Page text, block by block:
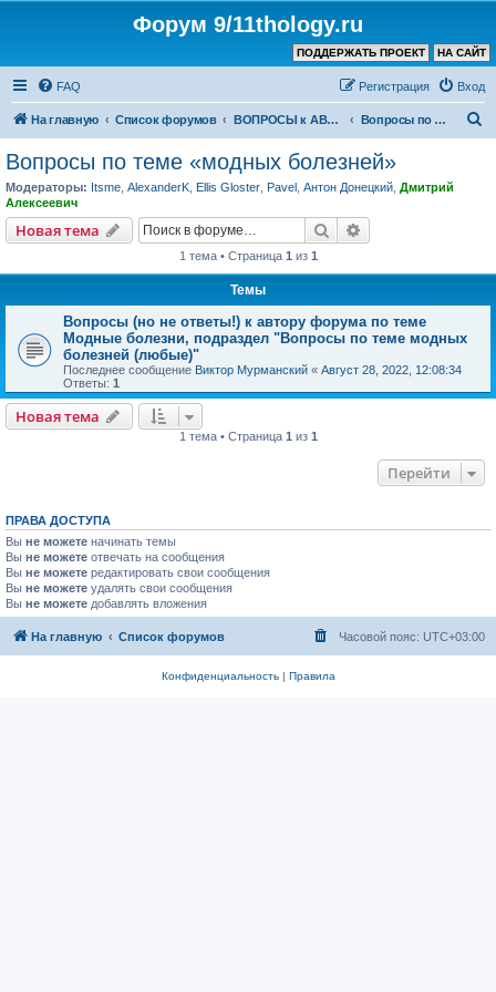
Форум 9/11thology.ru
НА САЙТ
ПОДДЕРЖАТЬ ПРОЕКТ
FAQ Вход
Регистрация
На главную Список форумов ВОПРОСЫ к АВТОРУ КАНАЛА и ХОЗЯИНУ ФОРУМА Вопросы по теме «модных болезней»
Вопросы по теме «модных болезней»
Модераторы: Itsme AlexanderK Ellis Gloster Pavel Антон Донецкий Дмитрий
Алексеевич
Новая тема Поиск
1 тема • Страница 1 из 1
Темы
Вопросы (но не ответы!) к автору форума по теме
Модные болезни, подраздел "Вопросы по теме модных
болезней (любые)"
Последнее сообщение Виктор Мурманский « Август 28, 2022, 12:08:34
Ответы: 1
Новая тема
1 тема • Страница 1 из 1
Перейти
ПРАВА ДОСТУПА
Вы не можете начинать темы
Вы не можете отвечать на сообщения
Вы не можете редактировать свои сообщения
Вы не можете удалять свои сообщения
Вы не можете добавлять вложения
На главную Список форумов Часовой пояс: UTC+03:00
Конфиденциальность| Правила